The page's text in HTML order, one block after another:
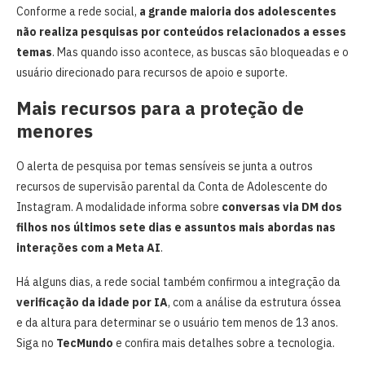
Conforme a rede social, a grande maioria dos adolescentes
não realiza pesquisas por conteúdos relacionados a esses
temas. Mas quando isso acontece, as buscas são bloqueadas e o
usuário direcionado para recursos de apoio e suporte.
Mais recursos para a proteção de
menores
O alerta de pesquisa por temas sensíveis se junta a outros
recursos de supervisão parental da Conta de Adolescente do
Instagram. A modalidade informa sobre conversas via DM dos
filhos nos últimos sete dias e assuntos mais abordas nas
interações com a Meta AI.
Há alguns dias, a rede social também confirmou a integração da
verificação da idade por IA, com a análise da estrutura óssea
e da altura para determinar se o usuário tem menos de 13 anos.
Siga no TecMundo e confira mais detalhes sobre a tecnologia.